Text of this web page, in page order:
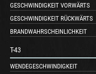
GESCHWINDIGKEIT VORWÄRTS
GESCHWINDIGKEIT RÜCKWÄRTS
BRANDWAHRSCHEINLICHKEIT
T-43
WENDEGESCHWINDIGKEIT